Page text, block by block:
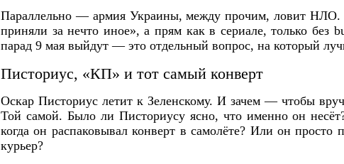
Параллельно — армия Украины, между прочим, ловит НЛО.
приняли за нечто иное», а прям как в сериале, только без
парад 9 мая выйдут — это отдельный вопрос, на который
Писториус, «КП» и тот самый конверт
Оскар Писториус летит к Зеленскому. И зачем — чтобы
Той самой. Было ли Писториусу ясно, что именно он
когда он распаковывал конверт в самолёте? Или он
курьер?